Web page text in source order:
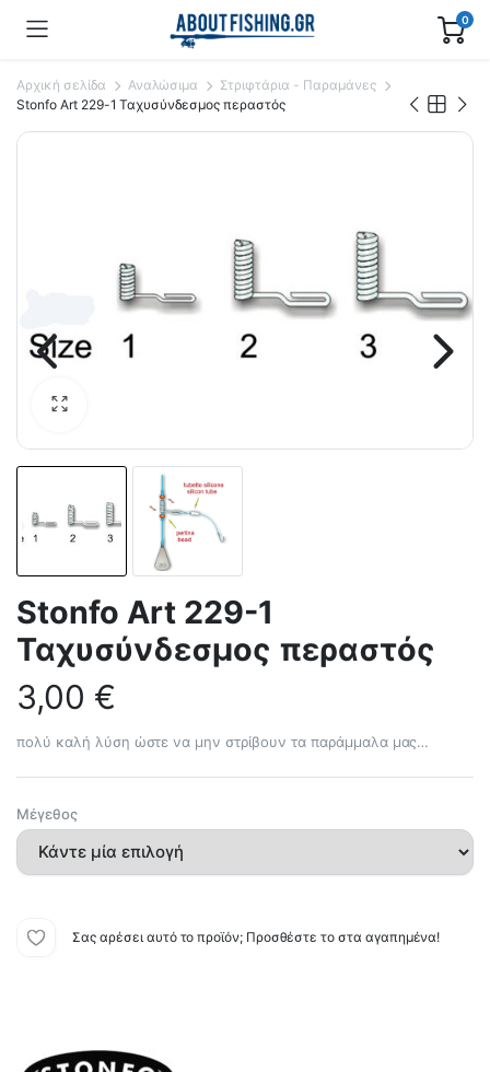
0
Αρχική σελίδα Αναλώσιμα
Στριφτάρια - Παραμάνες
Stonfo Art 229-1 Ταχυσύνδεσμος περαστός
Stonfo Art 229-1
Ταχυσύνδεσμος περαστός
3,00 €
πολύ καλή λύση ώστε να μην στρίβουν τα παράμμαλα μας…
Μέγεθος
Σας αρέσει αυτό το προϊόν; Προσθέστε το στα αγαπημένα!